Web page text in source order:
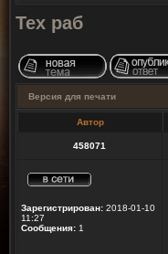
Тех раб
Версия для печати
Автор
458071
Зарегистрирован: 2018-01-10
11:27
Сообщения: 1